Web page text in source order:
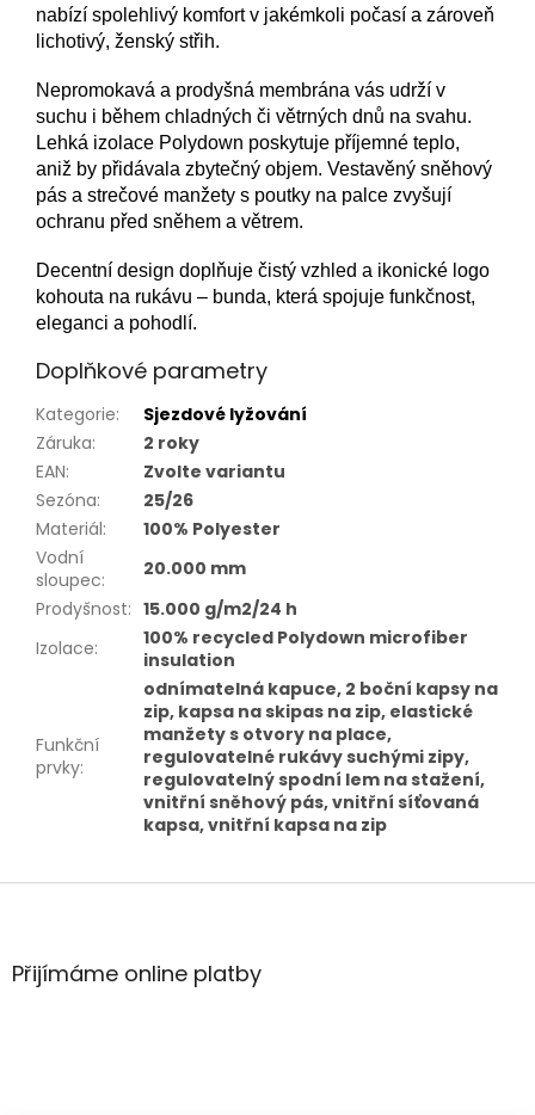
nabízí spolehlivý komfort v jakémkoli počasí a zároveň
lichotivý, ženský střih.
Nepromokavá a prodyšná membrána vás udrží v
suchu i během chladných či větrných dnů na svahu.
Lehká izolace Polydown poskytuje příjemné teplo,
aniž by přidávala zbytečný objem. Vestavěný sněhový
pás a strečové manžety s poutky na palce zvyšují
ochranu před sněhem a větrem.
Decentní design doplňuje čistý vzhled a ikonické logo
kohouta na rukávu – bunda, která spojuje funkčnost,
eleganci a pohodlí.
Doplňkové parametry
Kategorie:
Sjezdové lyžování
Záruka:
2 roky
EAN:
Zvolte variantu
Sezóna:
25/26
Materiál:
100% Polyester
Vodní
sloupec:
20.000 mm
Prodyšnost: 15.000 g/m2/24 h
Izolace:
100% recycled Polydown microfiber
insulation
Funkční
prvky:
odnímatelná kapuce, 2 boční kapsy na
zip, kapsa na skipas na zip, elastické
manžety s otvory na place,
regulovatelné rukávy suchými zipy,
regulovatelný spodní lem na stažení,
vnitřní sněhový pás, vnitřní síťovaná
kapsa, vnitřní kapsa na zip
Z
aPřijímáme online platby